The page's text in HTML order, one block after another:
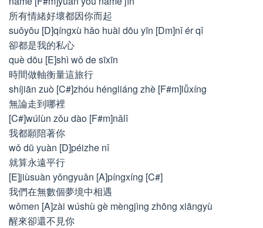
所有情緒好壞都因你而起
suǒyǒu [D]qíngxù hǎo huài dōu yīn [Dm]nǐ ér qǐ
卻都是我的私心
què dōu [E]shì wǒ de sīxīn
時間做軸衡量這旅行
shíjiān zuò [C#]zhóu héngliáng zhè [F#m]lǚxíng
無論走到哪裡
[C#]wúlùn zǒu dào [F#m]nǎlǐ
我都願陪著你
wǒ dū yuàn [D]péizhe nǐ
就算永遠平行
[E]jiùsuàn yǒngyuǎn [A]píngxíng [C#]
我們在無數個夢境中相遇
wǒmen [A]zài wúshù gè mèngjìng zhōng xiāngyù
醒來卻還不見你